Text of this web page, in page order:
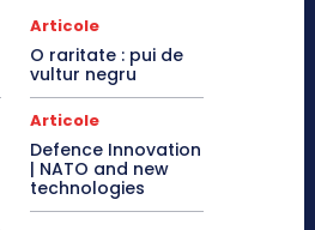
Articole
O raritate : pui de
vultur negru
Articole
Defence Innovation
| NATO and new
technologies